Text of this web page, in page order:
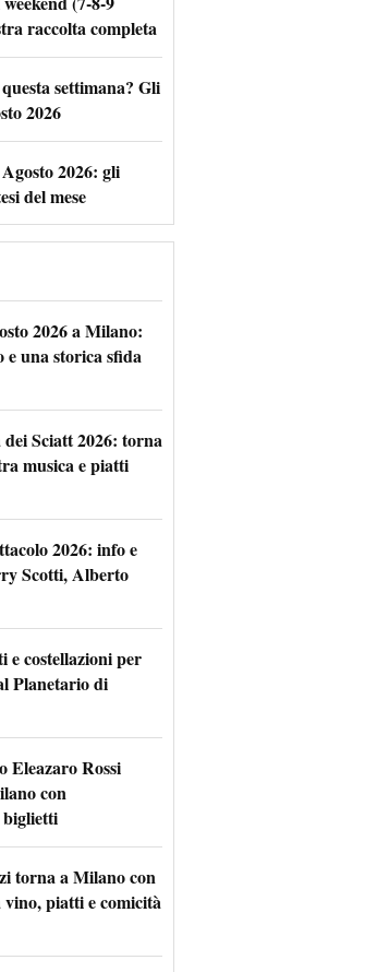
raccolta completa
settimana? Gli
2026
2026: gli
del mese
2026 a Milano:
e una storica sfida
Sciatt 2026: torna
musica e piatti
2026: info e
Scotti, Alberto
e costellazioni per
Planetario di
Eleazaro Rossi
con
biglietti
torna a Milano con
piatti e comicità